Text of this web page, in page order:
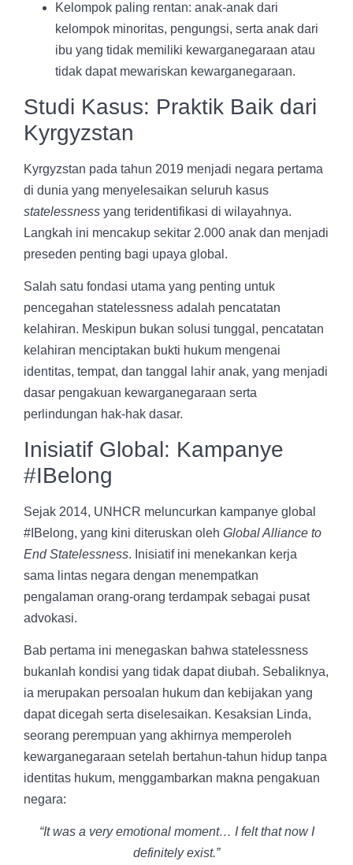
Kelompok paling rentan: anak-anak dari
kelompok minoritas, pengungsi, serta anak dari
ibu yang tidak memiliki kewarganegaraan atau
tidak dapat mewariskan kewarganegaraan.
Studi Kasus: Praktik Baik dari
Kyrgyzstan
Kyrgyzstan pada tahun 2019 menjadi negara pertama
di dunia yang menyelesaikan seluruh kasus
statelessness yang teridentifikasi di wilayahnya.
Langkah ini mencakup sekitar 2.000 anak dan menjadi
preseden penting bagi upaya global.
Salah satu fondasi utama yang penting untuk
pencegahan statelessness adalah pencatatan
kelahiran. Meskipun bukan solusi tunggal, pencatatan
kelahiran menciptakan bukti hukum mengenai
identitas, tempat, dan tanggal lahir anak, yang menjadi
dasar pengakuan kewarganegaraan serta
perlindungan hak-hak dasar.
Inisiatif Global: Kampanye
#IBelong
Sejak 2014, UNHCR meluncurkan kampanye global
#IBelong, yang kini diteruskan oleh Global Alliance to
End Statelessness. Inisiatif ini menekankan kerja
sama lintas negara dengan menempatkan
pengalaman orang-orang terdampak sebagai pusat
advokasi.
Bab pertama ini menegaskan bahwa statelessness
bukanlah kondisi yang tidak dapat diubah. Sebaliknya,
ia merupakan persoalan hukum dan kebijakan yang
dapat dicegah serta diselesaikan. Kesaksian Linda,
seorang perempuan yang akhirnya memperoleh
kewarganegaraan setelah bertahun-tahun hidup tanpa
identitas hukum, menggambarkan makna pengakuan
negara:
“It was a very emotional moment… I felt that now I
definitely exist.”